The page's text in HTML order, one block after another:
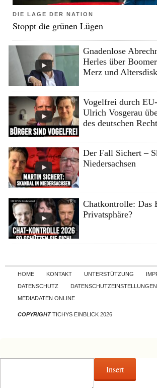
DIE LAGE DER NATION
Stoppt die grünen Lügen
Gnadenlose
Herles über
Merz und
Vogelfrei durch
Ulrich Vosgerau
des deutschen
Der Fall Sichert –
Niedersachsen
Chatkontrolle: Das
Privatsphäre?
Skip to content
HOME KONTAKT UNTERSTÜTZUNG
DATENSCHUTZ
DATENSCHUTZEINSTELLUNGEN
MEDIADATEN ONLINE
COPYRIGHTTICHYS EINBLICK 2026
Insert